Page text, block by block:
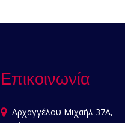
Επικοινωνία
Αρχαγγέλου Μιχαήλ 37Α,